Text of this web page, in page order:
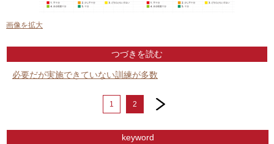
画像を拡大
つづきを読む
必要だが実施できていない訓練が多数
1 2
next
keyword